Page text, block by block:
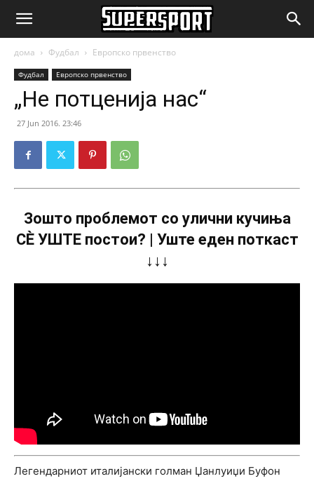
SuperSport.mk
дома Фудбал Европско првенство
Фудбал Европско првенство
„Не потценија нас“
27 Jun 2016. 23:46
Зошто проблемот со улични кучиња
СÈ УШТЕ постои? | Уште еден поткаст
↓↓↓
Легендарниот италијански голман Џанлуиџи Буфон